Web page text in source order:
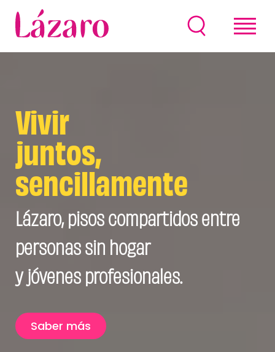
Vivir
juntos,
sencillamente
Lázaro, pisos compartidos entre
personas sin hogar
y jóvenes profesionales.
Saber más